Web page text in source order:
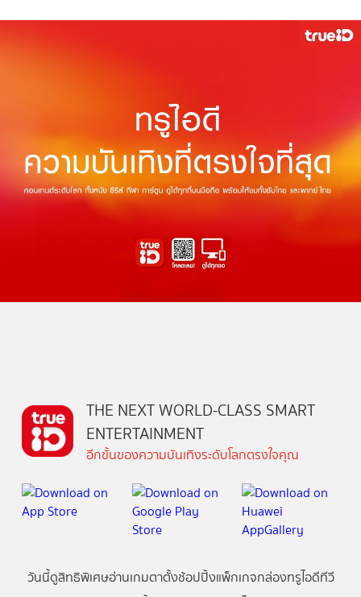
THE NEXT WORLD-CLASS SMART
ENTERTAINMENT
อีกขั้นของความบันเทิงระดับโลกตรงใจคุณ
วันนี้ดูสิทธิพิเศษอ่านเกมตาตั้งช้อปปิ้งแพ็กเกจกล่องทรูไอดีทีวี